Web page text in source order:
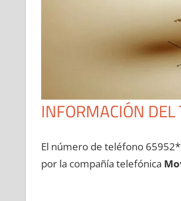
INFORMACIÓN
El número dе teléfono
pοr la compañía telefónica